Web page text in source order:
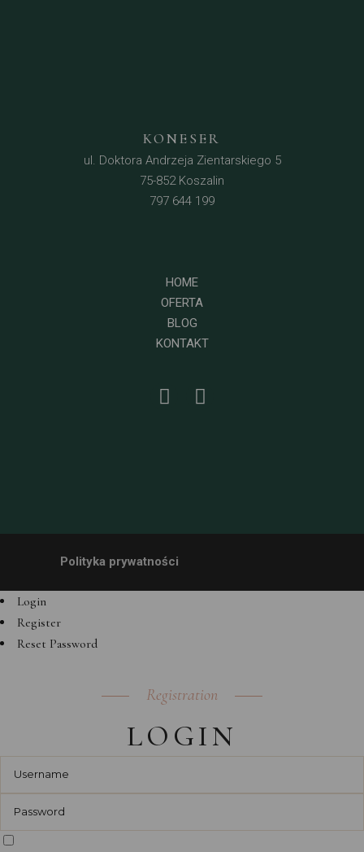
KONESER
ul. Doktora Andrzeja Zientarskiego 5
75-852 Koszalin
797 644 199
HOME
OFERTA
BLOG
KONTAKT
Polityka prywatności
Login
Register
Reset Password
Registration
LOGIN